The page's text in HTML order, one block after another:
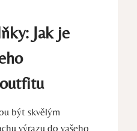
Jak je
být skvělým
výrazu do vašeho